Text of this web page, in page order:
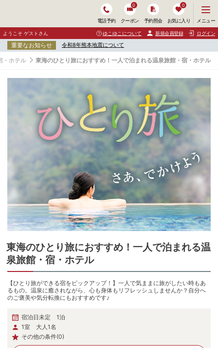
電話予約 クーポン
0
予約照会 お気に入り
0
ニ
ュ
ー
開
く
メニュー
ようこそ ゲストさん ゆこゆこについて 新規会員登録 ログイン
重要なお知らせ 令和8年熊本地震について
・ホテル 東海のひとり旅におすすめ！一人で泊まれる温泉旅館・宿・ホテル
東海のひとり旅におすすめ！一人で泊まれる温
泉旅館・宿・ホテル
【ひとり旅ができる宿をピックアップ！】一人で気ままに旅がしたい時もあ
るもの。温泉に癒されながら、心も身体もリフレッシュしませんか？自分へ
のご褒美や気分転換にもおすすめです♪
宿泊日未定 1泊
1室 大人1名
その他の条件(0)